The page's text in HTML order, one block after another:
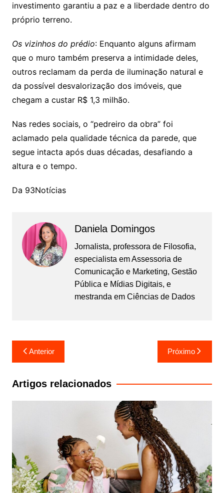
investimento garantiu a paz e a liberdade dentro do
próprio terreno.
Os vizinhos do prédio: Enquanto alguns afirmam
que o muro também preserva a intimidade deles,
outros reclamam da perda de iluminação natural e
da possível desvalorização dos imóveis, que
chegam a custar R$ 1,3 milhão.
Nas redes sociais, o “pedreiro da obra” foi
aclamado pela qualidade técnica da parede, que
segue intacta após duas décadas, desafiando a
altura e o tempo.
Da 93Notícias
Daniela Domingos
Jornalista, professora de Filosofia,
especialista em Assessoria de
Comunicação e Marketing, Gestão
Pública e Mídias Digitais, e
mestranda em Ciências de Dados
Navegação
de
Post
Anterior Próximo
Artigos relacionados